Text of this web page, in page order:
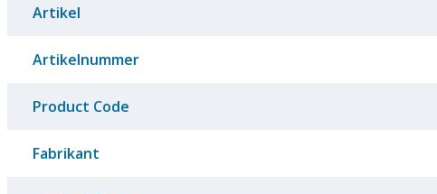
Artikel
Artikelnummer
Product Code
Fabrikant